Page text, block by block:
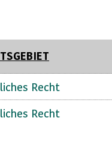
Recht
Recht